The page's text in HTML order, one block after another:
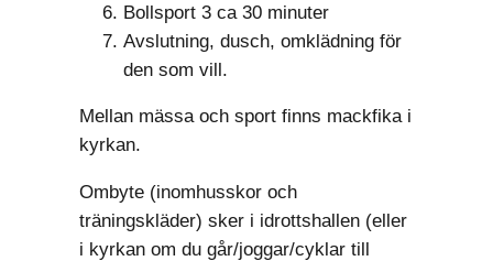
Bollsport 3 ca 30 minuter
Avslutning, dusch, omklädning för
den som vill.
Mellan mässa och sport finns mackfika i
kyrkan.
Ombyte (inomhusskor och
träningskläder) sker i idrottshallen (eller
i kyrkan om du går/joggar/cyklar till